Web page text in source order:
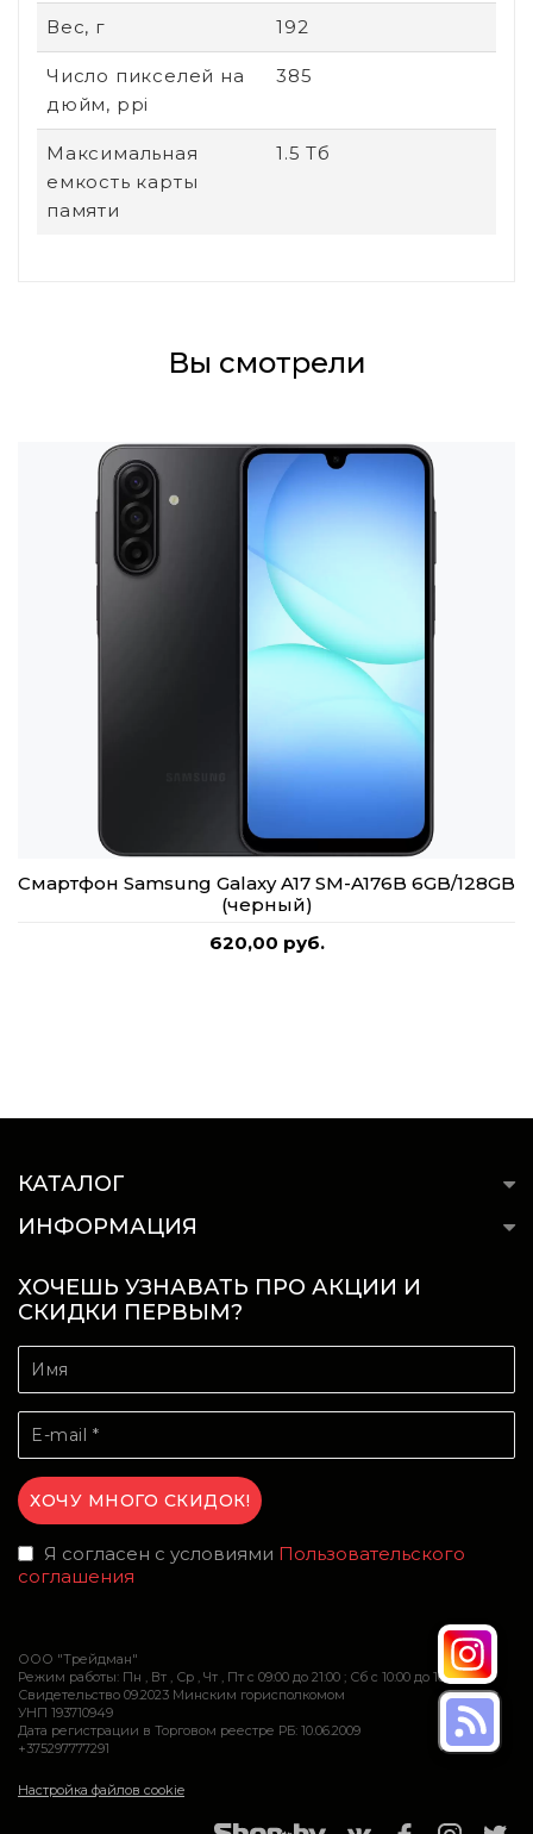
Вес, г 192
Число пикселей на
дюйм, ppi
385
Максимальная
емкость карты
памяти
1.5 Тб
Вы смотрели
Смартфон Samsung Galaxy A17 SM-A176B 6GB/128GB
(черный)
620,00 руб.
КАТАЛОГ
ИНФОРМАЦИЯ
ХОЧЕШЬ УЗНАВАТЬ ПРО АКЦИИ И
СКИДКИ ПЕРВЫМ?
Я согласен с условиями Пользовательского
соглашения
ООО "Трейдман"
Режим работы: Пн , Вт , Ср , Чт , Пт c 09:00 до 21:00 ; Сб c 10:00 до 16:00
Свидетельство 09.2023 Минским горисполкомом
УНП 193710949
Дата регистрации в Торговом реестре РБ: 10.06.2009
+375297777291
Настройка файлов cookie